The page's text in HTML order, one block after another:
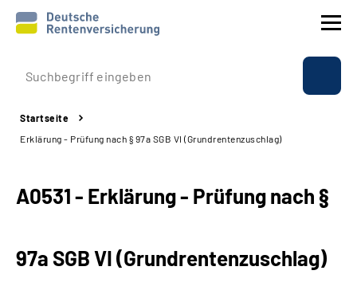
Prävention
Reha
Experten
Startseite
Erklärung - Prüfung nach § 97a SGB VI (Grundrentenzuschlag)
A0531 - Erklärung - Prüfung nach §
97a SGB VI (Grundrentenzuschlag)